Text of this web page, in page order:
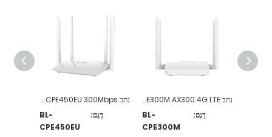
נתב CPE450EU 300Mbps אלחוטי N 4G LTE
דֶגֶם:
BL-
CPE450EU
נתב CPE300M AX300 4G LTE
דֶגֶם:
BL-
CPE300M